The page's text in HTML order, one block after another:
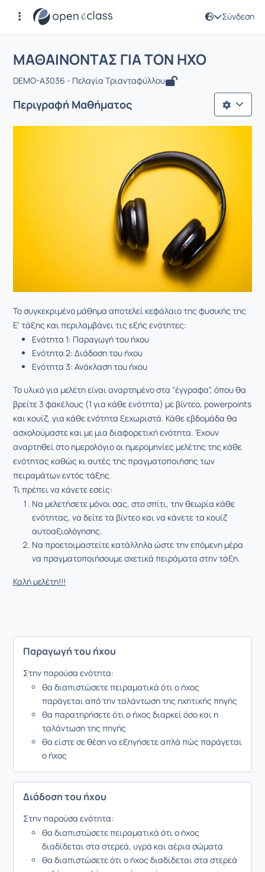
Σύνδεση
Αρχική Σελίδα
Μάθημα : ΜΑΘΑΙΝΟΝΤΑΣ ΓΙΑ ΤΟΝ
ΜΑΘΑΙΝΟΝΤΑΣ ΓΙΑ ΤΟΝ ΗΧΟ
DEMO-A3036 - Πελαγία Τριανταφύλλου
Περιγραφή Μαθήματος
Το συγκεκριμένο μάθημα αποτελεί κεφάλαιο της φυσικής της
Ε' τάξης και περιλαμβάνει τις εξής ενότητες:
Ενότητα 1: Παραγωγή του ήχου
Ενότητα 2: Διάδοση του ήχου
Ενότητα 3: Ανάκλαση του ήχου
Το υλικό για μελέτη είναι αναρτημένο στα "έγγραφα", όπου θα
βρείτε 3 φακέλους (1 για κάθε ενότητα) με βίντεο, powerpoints
και κουίζ, για κάθε ενότητα ξεχωριστά. Κάθε εβδομάδα θα
ασχολούμαστε και με μια διαφορετική ενότητα. Έχουν
αναρτηθεί στο ημερολόγιο οι ημερομηνίες μελέτης της κάθε
ενότητας καθώς κι αυτές της πραγματοποιήσης των
πειραμάτων εντός τάξης.
Τι πρέπει να κάνετε εσείς:
Να μελετήσετε μόνοι σας, στο σπίτι, την θεωρία κάθε
ενότητας, να δείτε τα βίντεο και να κάνετε τα κουίζ
αυτοαξιολόγησης.
Να προετοιμαστείτε κατάλληλα ώστε την επόμενη μέρα
να πραγματοποιήσουμε σχετικά πειράματα στην τάξη.
Καλή μελέτη!!!
Παραγωγή του ήχου
Στην παρούσα ενότητα:
θα διαπιστώσετε πειραματικά ότι ο ήχος
παράγεται από την ταλάντωση της ηχητικής πηγής
θα παρατηρήσετε ότι ο ήχος διαρκεί όσο και η
ταλάντωση της πηγής
θα είστε σε θέση να εξηγήσετε απλά πώς παράγεται
ο ήχος
Διάδοση του ήχου
Στην παρούσα ενότητα:
θα διαπιστώσετε πειραματικά ότι ο ήχος
διαδίδεται στα στερεά, υγρά και αέρια σώματα
θα διαπιστώσετε ότι ο ήχος διαδίδεται στα στερεά